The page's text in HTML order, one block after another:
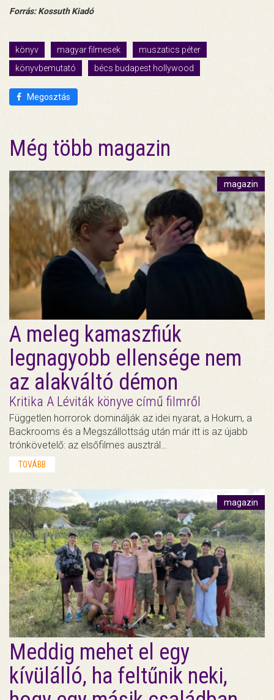
Forrás: Kossuth Kiadó
könyv magyar filmesek
muszatics péter
könyvbemutató
bécs budapest hollywood
Megosztás
Még több magazin
magazin
A meleg kamaszfiúk
legnagyobb ellensége nem
az alakváltó démon
Kritika A Léviták könyve című filmről
Független horrorok dominálják az idei nyarat, a Hokum, a
Backrooms és a Megszállottság után már itt is az újabb
trónkövetelő: az elsőfilmes ausztrál…
TOVÁBB
magazin
Meddig mehet el egy
kívülálló, ha feltűnik neki,